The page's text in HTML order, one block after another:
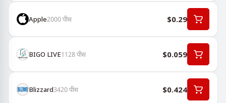
Apple2000पीस $0.29
BIGO LIVE1128पीस $0.059
Blizzard3420पीस $0.424